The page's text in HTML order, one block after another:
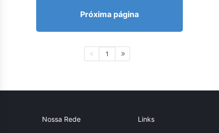
Próxima página
1
Nossa Rede Links